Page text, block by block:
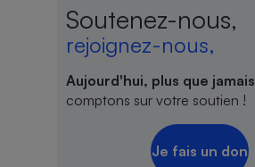
Soutenez-nous,
rejoignez-nous,
Aujourd'hui, plus que jamais
comptons sur votre soutien !
Je fais un don